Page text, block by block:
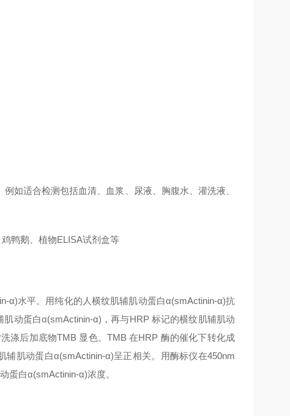
如适合检测包括血清、血浆、尿液、胸腹水、灌洗液、
鸭鹅、植物ELISA试剂盒等
α)水平。用纯化的人 横纹肌辅肌动蛋白α(smActinin-α)抗
肌动蛋白α(smActinin-α) ，再与HRP 标记的横纹肌辅肌动
涤后加底物TMB 显色。TMB 在HRP 酶的催化下转化成
辅肌动蛋白α(smActinin-α)呈正相关。用酶标仪在450nm
蛋白α(smActinin-α)浓度。